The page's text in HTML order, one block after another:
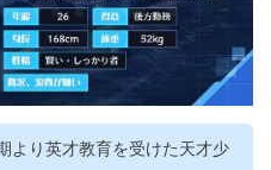
より英才教育を受けた天才少